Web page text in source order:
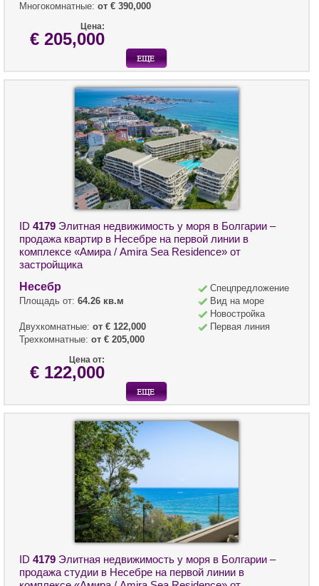
Многокомнатные: от € 390,000
Цена:
€ 205,000
ID 4179 Элитная недвижимость у моря в Болгарии –
продажа квартир в Несебре на первой линии в
комплексе «Амира / Amira Sea Residence» от
застройщика
Несебр
Площадь от: 64.26 кв.м
Двухкомнатные: от € 122,000
Трехкомнатные: от € 205,000
Спецпредложение
Вид на море
Новостройка
Первая линия
Цена от:
€ 122,000
ID 4179 Элитная недвижимость у моря в Болгарии –
продажа студии в Несебре на первой линии в